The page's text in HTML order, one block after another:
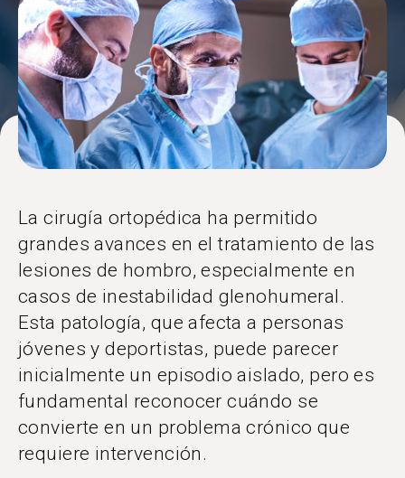
La cirugía ortopédica ha permitido
grandes avances en el tratamiento de las
lesiones de hombro, especialmente en
casos de inestabilidad glenohumeral.
Esta patología, que afecta a personas
jóvenes y deportistas, puede parecer
inicialmente un episodio aislado, pero es
fundamental reconocer cuándo se
convierte en un problema crónico que
requiere intervención.